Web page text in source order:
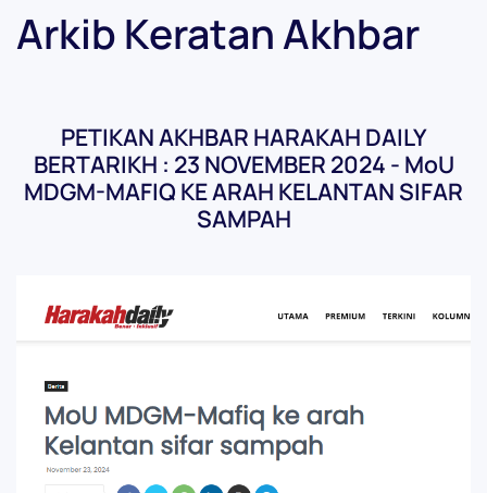
Arkib Keratan Akhbar
PETIKAN AKHBAR HARAKAH DAILY
BERTARIKH : 23 NOVEMBER 2024 - MoU
MDGM-MAFIQ KE ARAH KELANTAN SIFAR
SAMPAH